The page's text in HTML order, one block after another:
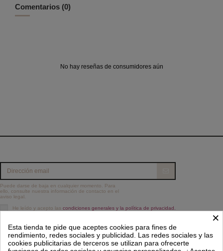
Comentarios (0)
No hay reseñas de consumidores aún
Puede darse de baja en cualquier momento. Para
ello, consulte nuestra información de contacto en el
aviso legal.
He leído y acepto las condiciones generales y la política de privacidad.
Contacto
×
Esta tienda te pide que aceptes cookies para fines de
rendimiento, redes sociales y publicidad. Las redes sociales y las
cookies publicitarias de terceros se utilizan para ofrecerte